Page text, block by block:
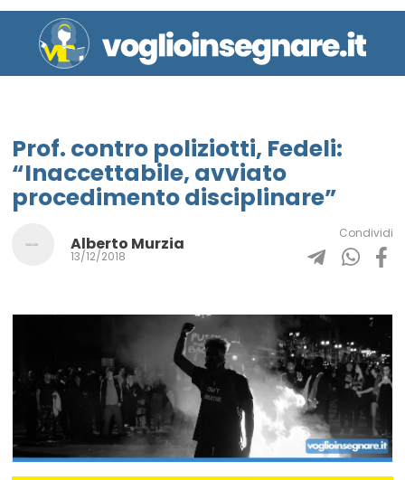
Prof. contro poliziotti, Fedeli:
“Inaccettabile, avviato
procedimento disciplinare”
Alberto Murzia
13/12/2018
Condividi